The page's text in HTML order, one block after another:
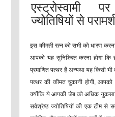
एस्ट्रोस्वामी
ज्योतिषियों से
इस कीमती रत्न को सभी को धारण
आपको यह सुनिश्चित करना होगा
प्रमाणित पत्थर है अन्यथा यह किसी
पत्थर की कीमत चुकानी होगी, आपको
क्योंकि ये आपकी जेब को अधिक
सर्वश्रेष्ठ ज्योतिषियों की एक टीम से